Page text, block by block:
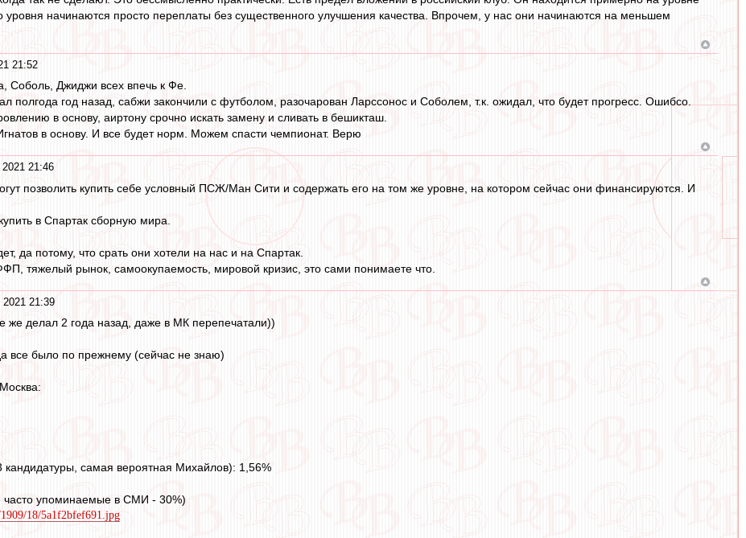
начинаются просто переплаты без существенного улучшения качества. Впрочем, у нас они начинаются на меньшем
21:52
Соболь, Джиджи всех впечь к Фе.
полгода год назад, сабжи закончили с футболом, разочарован Ларссонос и Соболем, т.к. ожидал, что будет прогресс. Ошибсо.
в основу, аиртону срочно искать замену и сливать в бешикташ.
в основу. И все будет норм. Можем спасти чемпионат. Верю
21:46
позволить купить себе условный ПСЖ/Ман Сити и содержать его на том же уровне, на котором сейчас они финансируются. И
в Спартак сборную мира.
да потому, что срать они хотели на нас и на Спартак.
тяжелый рынок, самоокупаемость, мировой кризис, это сами понимаете что.
2021 21:39
же делал 2 года назад, даже в МК перепечатали))
все было по прежнему (сейчас не знаю)
кандидатуры, самая вероятная Михайлов): 1,56%
часто упоминаемые в СМИ - 30%)
18/5a1f2bfef691.jpg